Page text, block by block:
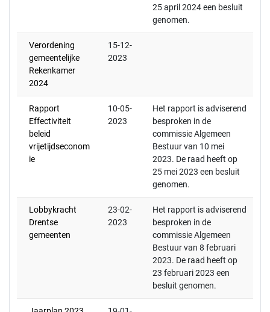
25 april 2024 een besluit
genomen.
Verordening
gemeentelijke
Rekenkamer
2024
15-12-
2023
Rapport
Effectiviteit
beleid
vrijetijdseconom
ie
10-05-
2023
Het rapport is adviserend
besproken in de
commissie Algemeen
Bestuur van 10 mei
2023. De raad heeft op
25 mei 2023 een besluit
genomen.
Lobbykracht
Drentse
gemeenten
23-02-
2023
Het rapport is adviserend
besproken in de
commissie Algemeen
Bestuur van 8 februari
2023. De raad heeft op
23 februari 2023 een
besluit genomen.